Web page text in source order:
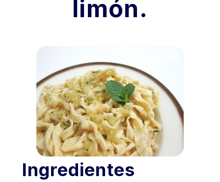
limón.
Ingredientes